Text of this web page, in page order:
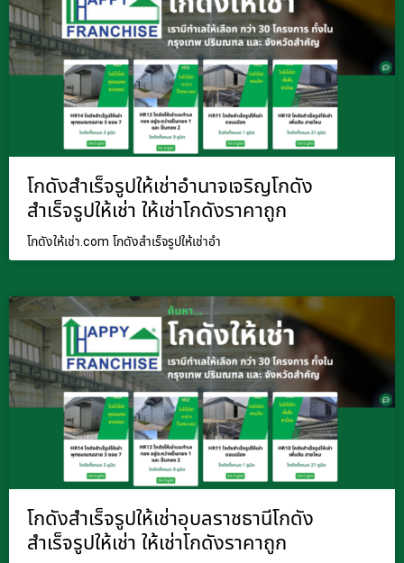
โกดังสำเร็จรูปให้เช่าอำนาจเจริญโกดัง
สำเร็จรูปให้เช่า ให้เช่าโกดังราคาถูก
โกดังให้เช่า.com โกดังสำเร็จรูปให้เช่าอำ
โกดังสำเร็จรูปให้เช่าอุบลราชธานีโกดัง
สำเร็จรูปให้เช่า ให้เช่าโกดังราคาถูก